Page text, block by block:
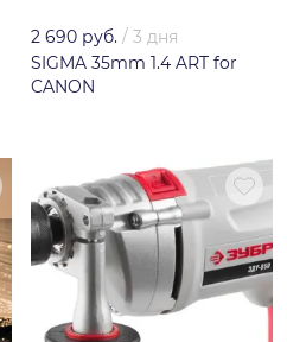
2 690 руб. / 3 дня
SIGMA 35mm 1.4 ART for
CANON